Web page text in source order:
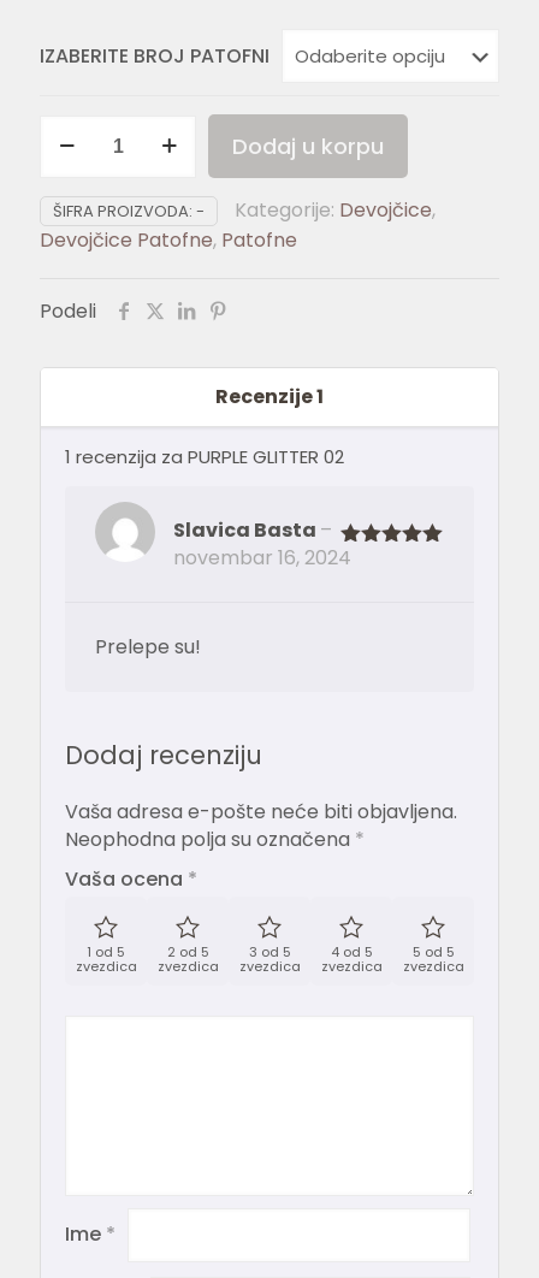
IZABERITE BROJ PATOFNI
GLITTER
količina
Dodaj u korpu
ŠIFRA PROIZVODA: - Kategorije: Devojčice,
Devojčice Patofne, Patofne
Podeli
Recenzije1
1 recenzija za PURPLE GLITTER 02
Ocenjeno
Slavica Basta –
novembar 16, 2024
Prelepe su!
Dodaj recenziju
Vaša adresa e-pošte neće biti objavljena.
Neophodna polja su označena *
Vaša ocena *
1 od 5
zvezdica
2 od 5
zvezdica
3 od 5
zvezdica
4 od 5
zvezdica
5 od 5
zvezdica
Ime *